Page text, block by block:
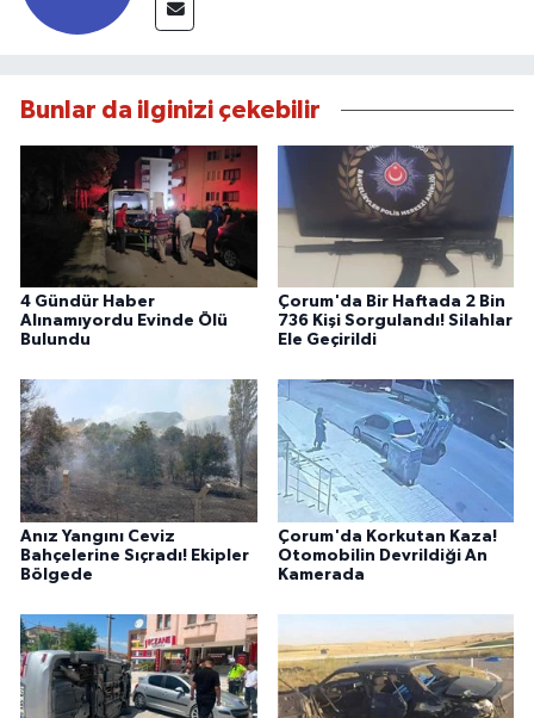
Bunlar da ilginizi çekebilir
4 Gündür Haber
Alınamıyordu Evinde Ölü
Bulundu
Çorum'da Bir Haftada 2 Bin
736 Kişi Sorgulandı! Silahlar
Ele Geçirildi
Anız Yangını Ceviz
Bahçelerine Sıçradı! Ekipler
Bölgede
Çorum'da Korkutan Kaza!
Otomobilin Devrildiği An
Kamerada